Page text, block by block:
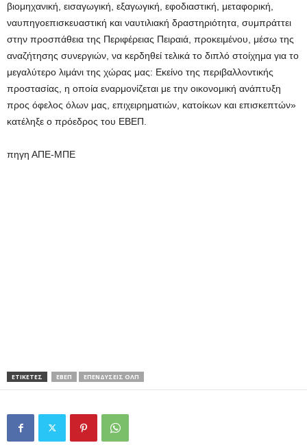
βιομηχανική, εισαγωγική, εξαγωγική, εφοδιαστική, μεταφορική,
ναυπηγοεπισκευαστική και ναυτιλιακή δραστηριότητα, συμπράττει
στην προσπάθεια της Περιφέρειας Πειραιά, προκειμένου, μέσω της
αναζήτησης συνεργιών, να κερδηθεί τελικά το διπλό στοίχημα για το
μεγαλύτερο λιμάνι της χώρας μας: Εκείνο της περιβαλλοντικής
προστασίας, η οποία εναρμονίζεται με την οικονομική ανάπτυξη
προς όφελος όλων μας, επιχειρηματιών, κατοίκων και επισκεπτών»
κατέληξε ο πρόεδρος του ΕΒΕΠ.
πηγη ΑΠΕ-ΜΠΕ
ΕΤΙΚΕΤΕΣ ΕΒΕΠ ΕΠΕΝΔΥΣΕΙΣ ΟΛΠ